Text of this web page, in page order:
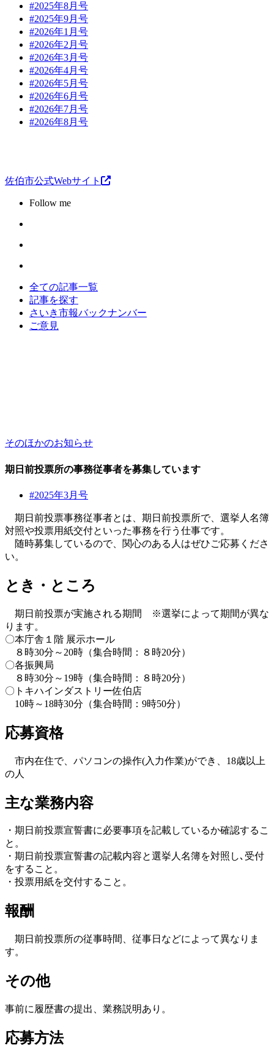
#2025年8月号
#2025年9月号
#2026年1月号
#2026年2月号
#2026年3月号
#2026年4月号
#2026年5月号
#2026年6月号
#2026年7月号
#2026年8月号
佐伯市公式Webサイト
Follow me
全ての記事一覧
記事を探す
さいき市報バックナンバー
ご意見
そのほかのお知らせ
期日前投票所の事務従事者を募集しています
#2025年3月号
期日前投票事務従事者とは、期日前投票所で、選挙人名簿
対照や投票用紙交付といった事務を行う仕事です。
随時募集しているので、関心のある人はぜひご応募くださ
い。
とき・ところ
期日前投票が実施される期間 ※選挙によって期間が異な
ります。
〇本庁舎１階 展示ホール
８時30分～20時（集合時間：８時20分）
〇各振興局
８時30分～19時（集合時間：８時20分）
〇トキハインダストリー佐伯店
10時～18時30分（集合時間：9時50分）
応募資格
市内在住で、パソコンの操作(入力作業)ができ、18歳以上
の人
主な業務内容
・期日前投票宣誓書に必要事項を記載しているか確認するこ
と。
・期日前投票宣誓書の記載内容と選挙人名簿を対照し､受付
をすること。
・投票用紙を交付すること。
報酬
期日前投票所の従事時間、従事日などによって異なりま
す。
その他
事前に履歴書の提出、業務説明あり。
応募方法